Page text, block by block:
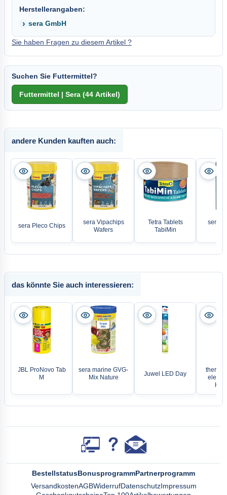
Herstellerangaben:
sera GmbH
Sie haben Fragen zu diesem Artikel ?
Suchen Sie Futtermittel?
andere Kunden kauften auch:
sera Pleco Chips
sera Vipachips
Wafers
Tetra Tablets
TabiMin
sera
das könnte Sie auch interessieren:
JBL ProNovo Tab
M
sera marine GVG-
Mix Nature
Juwel LED Day
BestellstatusBonusprogrammPartnerprogramm
VersandkostenAGBWiderrufDatenschutzImpressum